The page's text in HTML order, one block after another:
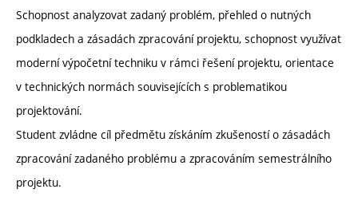
Schopnost analyzovat zadaný problém, přehled o nutných
podkladech a zásadách zpracování projektu, schopnost využívat
moderní výpočetní techniku v rámci řešení projektu, orientace
v technických normách souvisejících s problematikou
projektování.
Student zvládne cíl předmětu získáním zkušeností o zásadách
zpracování zadaného problému a zpracováním semestrálního
projektu.